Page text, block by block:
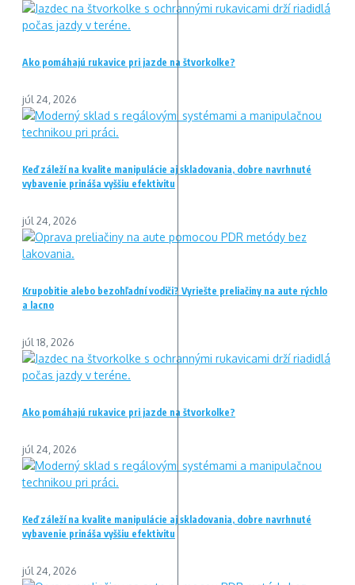
Ako pomáhajú rukavice pri jazde na štvorkolke?
júl 24, 2026
Keď záleží na kvalite manipulácie aj skladovania, dobre navrhnuté
vybavenie prináša vyššiu efektivitu
júl 24, 2026
Krupobitie alebo bezohľadní vodiči? Vyriešte preliačiny na aute rýchlo
a lacno
júl 18, 2026
Ako pomáhajú rukavice pri jazde na štvorkolke?
júl 24, 2026
Keď záleží na kvalite manipulácie aj skladovania, dobre navrhnuté
vybavenie prináša vyššiu efektivitu
júl 24, 2026